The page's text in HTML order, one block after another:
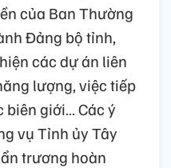
của Ban Thường
Đảng bộ tỉnh,
các dự án liên
lượng, việc tiếp
biên giới… Các ý
vụ Tỉnh ủy Tây
trương hoàn